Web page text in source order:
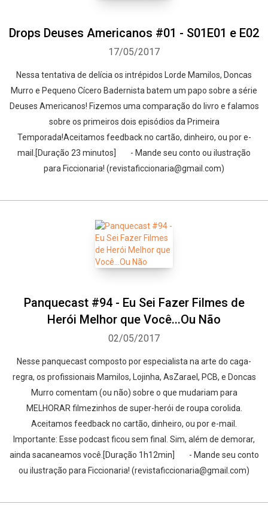
Drops Deuses Americanos #01 - S01E01 e E02
17/05/2017
Nessa tentativa de delícia os intrépidos Lorde Mamilos, Doncas
Murro e Pequeno Cícero Badernista batem um papo sobre a série
Deuses Americanos! Fizemos uma comparação do livro e falamos
sobre os primeiros dois episódios da Primeira
Temporada!Aceitamos feedback no cartão, dinheiro, ou por e-
mail.[Duração 23 minutos] - Mande seu conto ou ilustração
para Ficcionaria! (revistaficcionaria@gmail.com)
Panquecast #94 - Eu Sei Fazer Filmes de
Herói Melhor que Você...Ou Não
02/05/2017
Nesse panquecast composto por especialista na arte do caga-
regra, os profissionais Mamilos, Lojinha, AsZarael, PCB, e Doncas
Murro comentam (ou não) sobre o que mudariam para
MELHORAR filmezinhos de super-herói de roupa corolida.
Aceitamos feedback no cartão, dinheiro, ou por e-mail.
Importante: Esse podcast ficou sem final. Sim, além de demorar,
ainda sacaneamos você.[Duração 1h12min] - Mande seu conto
ou ilustração para Ficcionaria! (revistaficcionaria@gmail.com)